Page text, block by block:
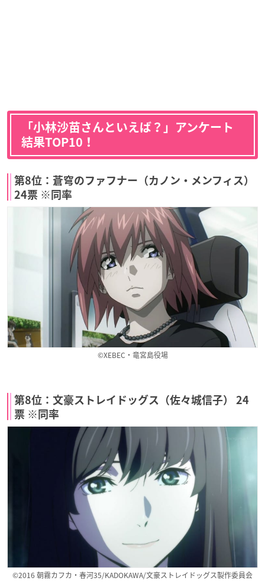
「小林沙苗さんといえば？」アンケート
結果TOP10！
第8位：蒼穹のファフナー（カノン・メンフィス）
24票 ※同率
©XEBEC・竜宮島役場
第8位：文豪ストレイドッグス（佐々城信子） 24
票 ※同率
©2016 朝霧カフカ・春河35/KADOKAWA/文豪ストレイドッグス製作委員会